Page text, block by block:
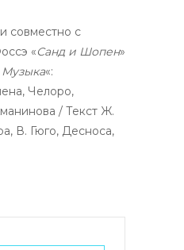
совместно с
«Санд и Шопен»
«:
Челоро,
/ Текст Ж.
В. Гюго, Десноса,